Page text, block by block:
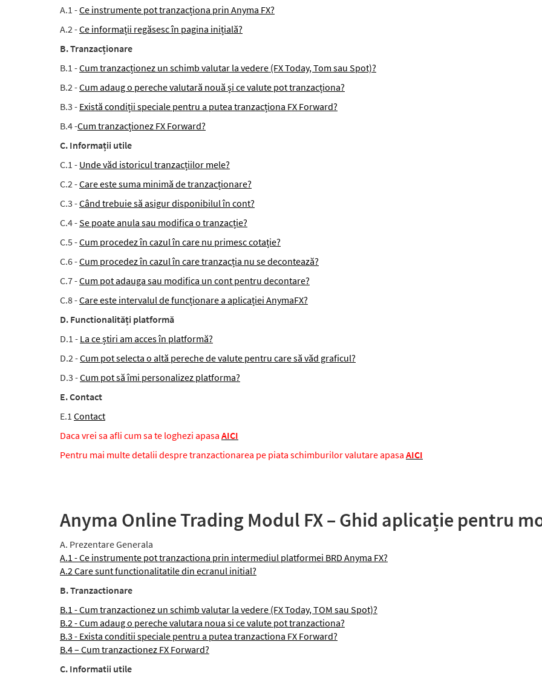
A.1 -Ce instrumente pot tranzacționa prin Anyma FX?
A.2 -Ce informații regăsesc în pagina inițială?
B. Tranzacționare
B.1 -Cum tranzacționez un schimb valutar la vedere (FX Today, Tom sau Spot)?
B.2 -Cum adaug o pereche valutară nouă și ce valute pot tranzacționa?
B.3 - Există condiții speciale pentru a putea tranzacționa FX Forward?
B.4 -Cum tranzacționez FX Forward?
C. Informații utile
C.1 - Unde văd istoricul tranzacțiilor mele?
C.2 -Care este suma minimă de tranzacționare?
C.3 -Când trebuie să asigur disponibilul în cont?
C.4 -Se poate anula sau modifica o tranzacție?
C.5 -Cum procedez în cazul în care nu primesc cotație?
C.6 -Cum procedez în cazul în care tranzacția nu se decontează?
C.7 -Cum pot adauga sau modifica un cont pentru decontare?
C.8 -Care este intervalul de funcționare a aplicației AnymaFX?
D. Functionalități platformă
D.1 - La ce știri am acces în platformă?
D.2 -Cum pot selecta o altă pereche de valute pentru care să văd graficul?
D.3 -Cum pot să îmi personalizez platforma?
E. Contact
E.1 Contact
Daca vrei sa afli cum sa te loghezi apasa AICI
Pentru mai multe detalii despre tranzactionarea pe piata schimburilor valutare apasa AICI
Anyma Online Trading Modul FX – Ghid aplicație pentru
A. Prezentare Generala
A.1 - Ce instrumente pot tranzactiona prin intermediul platformei BRD Anyma FX?
A.2 Care sunt functionalitatile din ecranul initial?
B. Tranzactionare
B.1 - Cum tranzactionez un schimb valutar la vedere (FX Today, TOM sau Spot)?
B.2 - Cum adaug o pereche valutara noua si ce valute pot tranzactiona?
B.3 - Exista conditii speciale pentru a putea tranzactiona FX Forward?
B.4 – Cum tranzactionez FX Forward?
C. Informatii utile